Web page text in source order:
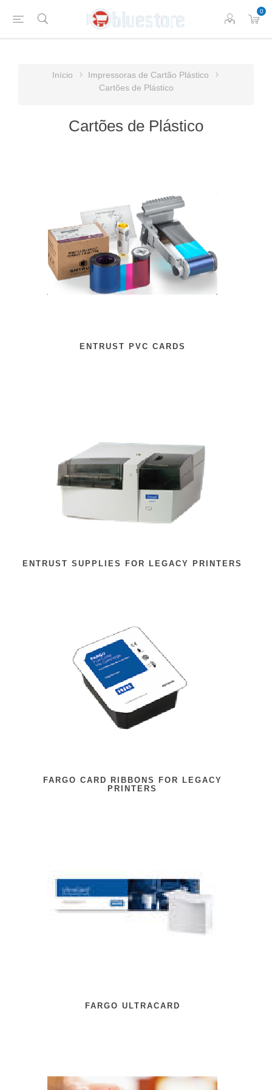
0
Início
Impressoras de Cartão Plástico
Cartões de Plástico
Cartões de Plástico
ENTRUST PVC CARDS
ENTRUST SUPPLIES FOR LEGACY PRINTERS
FARGO CARD RIBBONS FOR LEGACY
PRINTERS
FARGO ULTRACARD